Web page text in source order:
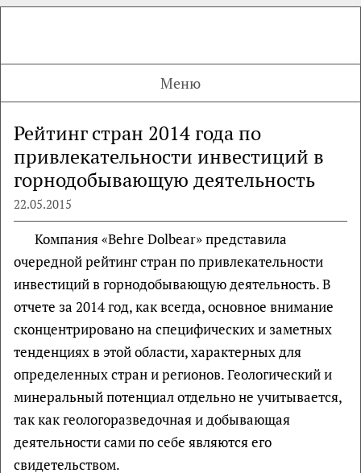
Меню
Рейтинг стран 2014 года по
привлекательности инвестиций в
горнодобывающую деятельность
22.05.2015
Компания «Behre Dolbear» представила
очередной рейтинг стран по привлекательности
инвестиций в горнодобывающую деятельность. В
отчете за 2014 год, как всегда, основное внимание
сконцентрировано на специфических и заметных
тенденциях в этой области, характерных для
определенных стран и регионов. Геологический и
минеральный потенциал отдельно не учитывается,
так как геологоразведочная и добывающая
деятельности сами по себе являются его
свидетельством.